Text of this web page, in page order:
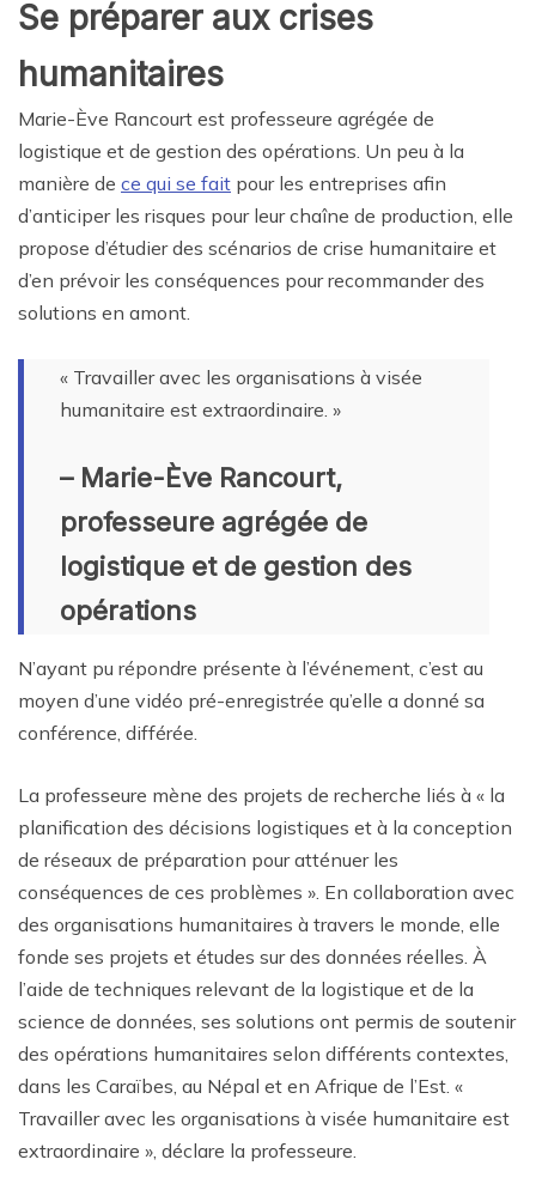
Se préparer aux crises
humanitaires
Marie-Ève Rancourt est professeure agrégée de
logistique et de gestion des opérations. Un peu à la
manière de ce qui se fait pour les entreprises afin
d’anticiper les risques pour leur chaîne de production, elle
propose d’étudier des scénarios de crise humanitaire et
d’en prévoir les conséquences pour recommander des
solutions en amont.
« Travailler avec les organisations à visée
humanitaire est extraordinaire. »
– Marie-Ève Rancourt,
professeure agrégée de
logistique et de gestion des
opérations
N’ayant pu répondre présente à l’événement, c’est au
moyen d’une vidéo pré-enregistrée qu’elle a donné sa
conférence, différée.
La professeure mène des projets de recherche liés à « la
planification des décisions logistiques et à la conception
de réseaux de préparation pour atténuer les
conséquences de ces problèmes ». En collaboration avec
des organisations humanitaires à travers le monde, elle
fonde ses projets et études sur des données réelles. À
l’aide de techniques relevant de la logistique et de la
science de données, ses solutions ont permis de soutenir
des opérations humanitaires selon différents contextes,
dans les Caraïbes, au Népal et en Afrique de l’Est. «
Travailler avec les organisations à visée humanitaire est
extraordinaire », déclare la professeure.